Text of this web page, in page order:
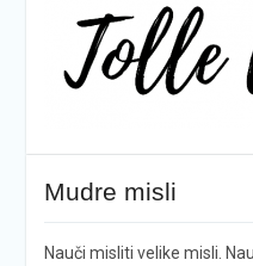
Mudre misli
Nauči misliti velike misli.